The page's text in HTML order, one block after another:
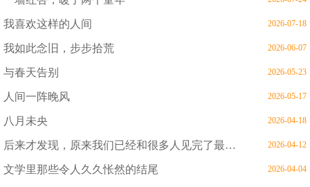
我喜欢这样的人间 2026-07-18
我如此念旧，步步拾荒 2026-06-07
与春天告别 2026-05-23
人间一阵晚风 2026-05-17
八月未央 2026-04-18
后来才发现，原来我们已经和很多人见完了最后一面 2026-04-12
文学里那些令人久久怅然的结尾 2026-04-04